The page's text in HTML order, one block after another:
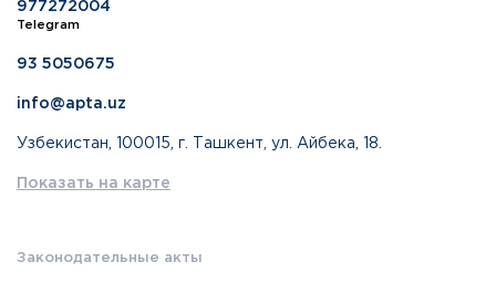
977272004
Telegram
93 5050675
info@apta.uz
Узбекистан, 100015, г. Ташкент, ул. Айбека, 18.
Показать на карте
Законодательные акты